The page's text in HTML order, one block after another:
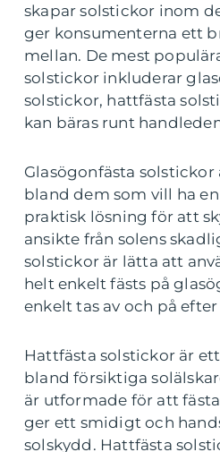
skapar solstickor inom
ger konsumenterna ett
mellan. De mest
solstickor inkluderar
solstickor, hattfästa
kan bäras runt
Glasögonfästa
bland dem som vill ha
praktisk lösning för att
ansikte från solens
solstickor är lätta att
helt enkelt fästs på
enkelt tas av och på efter
Hattfästa solstickor är
bland försiktiga
är utformade för att
ger ett smidigt och
solskydd. Hattfästa